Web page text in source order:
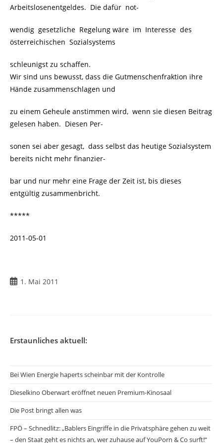
Arbeitslosenentgeldes. Die dafür not-
wendig gesetzliche Regelung wäre im Interesse des
österreichischen Sozialsystems
schleunigst zu schaffen.
Wir sind uns bewusst, dass die Gutmenschenfraktion ihre
Hände zusammenschlagen und
zu einem Geheule anstimmen wird, wenn sie diesen Beitrag
gelesen haben. Diesen Per-
sonen sei aber gesagt, dass selbst das heutige Sozialsystem
bereits nicht mehr finanzier-
bar und nur mehr eine Frage der Zeit ist, bis dieses
entgültig zusammenbricht.
*****
2011-05-01
1. Mai 2011
Erstaunliches aktuell:
Bei Wien Energie haperts scheinbar mit der Kontrolle
Dieselkino Oberwart eröffnet neuen Premium-Kinosaal
Die Post bringt allen was
FPÖ – Schnedlitz: „Bablers Eingriffe in die Privatsphäre gehen zu weit
– den Staat geht es nichts an, wer zuhause auf YouPorn & Co surft!“